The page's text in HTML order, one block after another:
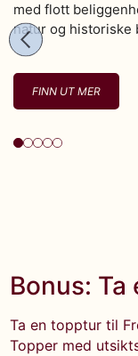
med flott
natur og historiske
FINN UT MER
Bonus:
Ta en topptur til
Topper med